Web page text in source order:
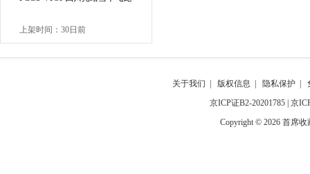
上架时间：30日前
关于我们 版权信息 隐私保护
京ICP证B2-20201785 京
Copyright © 2026 首席收